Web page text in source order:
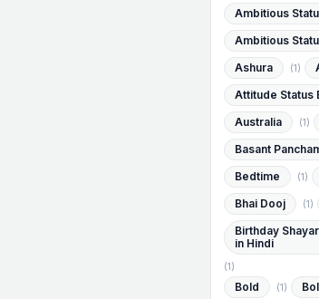
Ambitious
Ambitious
Ashura (1)
Attitude Status
Australia (1)
Basant
Bedtime (1)
Bhai Dooj (1)
Birthday
in Hindi
(1)
Bold (1)